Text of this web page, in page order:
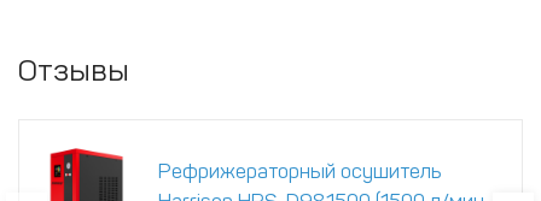
Отзывы
Рефрижераторный осушитель